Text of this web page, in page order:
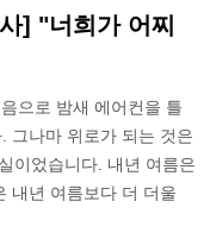
] "너희가 어찌
으로 밤새 에어컨을 틀
그나마 위로가 되는 것은
이었습니다. 내년 여름은
내년 여름보다 더 더울